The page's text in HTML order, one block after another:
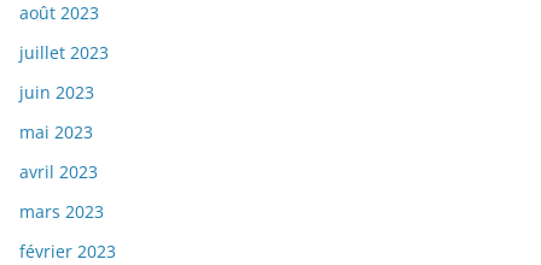
août 2023
juillet 2023
juin 2023
mai 2023
avril 2023
mars 2023
février 2023